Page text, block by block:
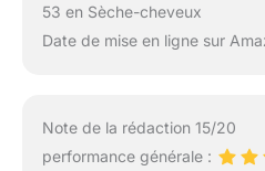
53 en Sèche-cheveux
Date de mise en ligne sur
Note de la rédaction 15/20
performance générale :